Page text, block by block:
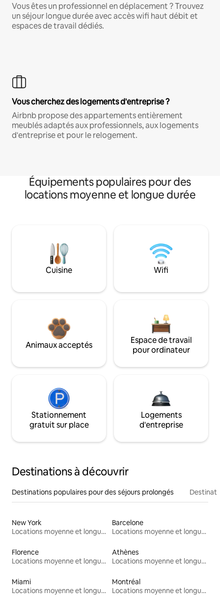
Vous êtes un professionnel en déplacement ? Trouvez
un séjour longue durée avec accès wifi haut débit et
espaces de travail dédiés.
Vous cherchez des logements d'entreprise ?
Airbnb propose des appartements entièrement
meublés adaptés aux professionnels, aux logements
d'entreprise et pour le relogement.
Équipements populaires pour des
locations moyenne et longue durée
Cuisine Wifi
Animaux acceptés
Espace de travail
pour ordinateur
Stationnement
gratuit sur place
Logements
d'entreprise
Destinations à découvrir
Destinations populaires pour des séjours prolongés
New York
Locations moyenne et longue durée
Barcelone
Locations moyenne et longue durée
Florence
Locations moyenne et longue durée
Athènes
Locations moyenne et longue durée
Miami
Locations moyenne et longue durée
Montréal
Locations moyenne et longue durée